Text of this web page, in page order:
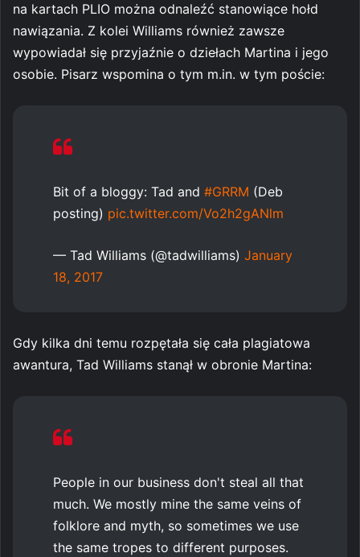
na kartach PLIO można odnaleźć stanowiące hołd
nawiązania. Z kolei Williams również zawsze
wypowiadał się przyjaźnie o dziełach Martina i jego
osobie. Pisarz wspomina o tym m.in. w tym poście:
Bit of a bloggy: Tad and #GRRM (Deb
posting) pic.twitter.com/Vo2h2gANlm
— Tad Williams (@tadwilliams) January
18, 2017
Gdy kilka dni temu rozpętała się cała plagiatowa
awantura, Tad Williams stanął w obronie Martina:
People in our business don't steal all that
much. We mostly mine the same veins of
folklore and myth, so sometimes we use
the same tropes to different purposes.